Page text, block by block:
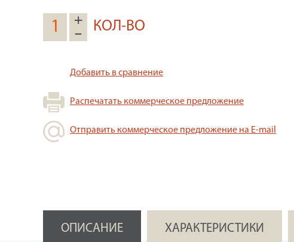
+
–
КОЛ-ВО
Добавить в сравнение
Распечатать коммерческое предложение
Отправить коммерческое предложение на E-mail
ОПИСАНИЕ ХАРАКТЕРИСТИКИ